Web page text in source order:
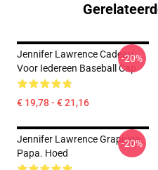
Jennifer Lawrence Cadeau
Voor Iedereen Baseball Cap
€ 19,78 - € 21,16
-20%
Jennifer Lawrence Grappige
Papa. Hoed
-20%